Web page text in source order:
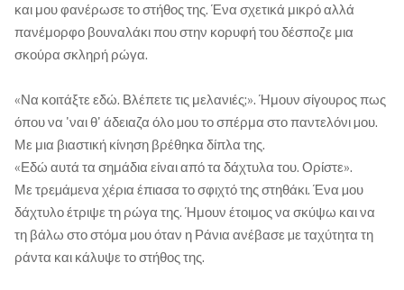
και μου φανέρωσε το στήθος της. Ένα σχετικά μικρό αλλά
πανέμορφο βουναλάκι που στην κορυφή του δέσποζε μια
σκούρα σκληρή ρώγα.
«Να κοιτάξτε εδώ. Βλέπετε τις μελανιές;». Ήμουν σίγουρος πως
όπου να 'ναι θ' άδειαζα όλο µου το σπέρμα στο παντελόνι µου.
Με μια βιαστική κίνηση βρέθηκα δίπλα της.
«Εδώ αυτά τα σημάδια είναι από τα δάχτυλα του. Ορίστε».
Με τρεµάµενα χέρια έπιασα το σφιχτό της στηθάκι. Ένα µου
δάχτυλο έτριψε τη ρώγα της. Ήμουν έτοιμος να σκύψω και να
τη βάλω στο στόμα µου όταν η Ράνια ανέβασε µε ταχύτητα τη
ράντα και κάλυψε το στήθος της.